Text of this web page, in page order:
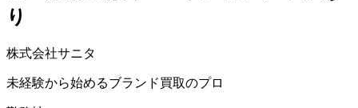
り
株式会社サニタ
未経験から始めるブランド買取のプロ